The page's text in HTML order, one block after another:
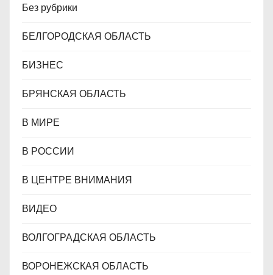
Без рубрики
БЕЛГОРОДСКАЯ ОБЛАСТЬ
БИЗНЕС
БРЯНСКАЯ ОБЛАСТЬ
В МИРЕ
В РОССИИ
В ЦЕНТРЕ ВНИМАНИЯ
ВИДЕО
ВОЛГОГРАДСКАЯ ОБЛАСТЬ
ВОРОНЕЖСКАЯ ОБЛАСТЬ